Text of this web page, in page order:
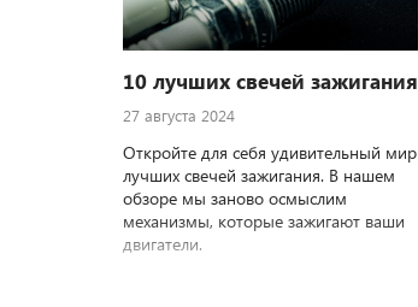
10 лучших свечей зажигания
27 августа 2024
Откройте для себя удивительный мир
лучших свечей зажигания. В нашем
обзоре мы заново осмыслим
механизмы, которые зажигают ваши
двигатели.